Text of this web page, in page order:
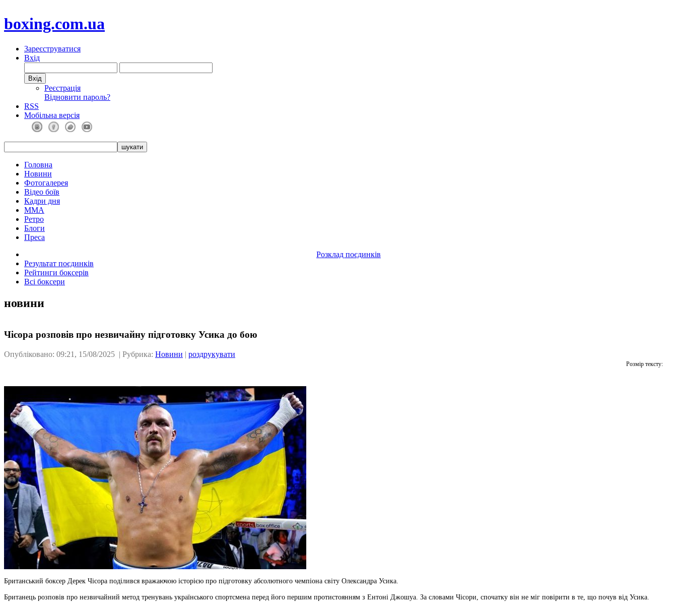
boxing.com.ua
Зареєструватися
Вхід
Реєстрація
Відновити пароль?
RSS
Мобільна версія
Головна
Новини
Фотогалерея
Відео боїв
Кадри дня
ММА
Ретро
Блоги
Преса
Розклад поєдинків
Результат поєдинків
Рейтинги боксерів
Всі боксери
новини
Чісора розповів про незвичайну підготовку Усика до бою
Опубліковано: 09:21, 15/08/2025 | Рубрика: Новини | роздрукувати
Розмір тексту:
Британський боксер Дерек Чісора поділився вражаючою історією про підготовку абсолютного чемпіона світу Олександра Усика.
Британець розповів про незвичайний метод тренувань українського спортсмена перед його першим протистоянням з Ентоні Джошуа. За словами Чісори, спочатку він не міг повірити в те, що почув від Усика.